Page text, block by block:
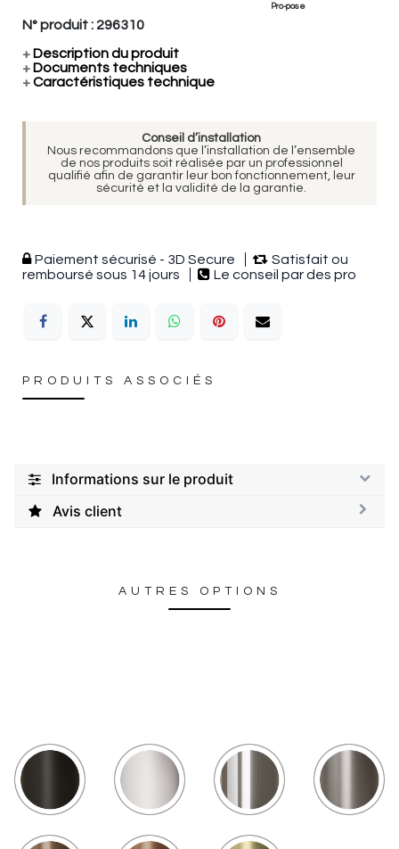
Pro-pose
N° produit : 296310
+ Description du produit
+ Documents techniques
+Caractéristiques technique
Conseil d’installation
Nous recommandons que l’installation de l’ensemble
de nos produits soit réalisée par un professionnel
qualifié afin de garantir leur bon fonctionnement, leur
sécurité et la validité de la garantie.
Paiement sécurisé - 3D Secure
Satisfait ou
remboursé sous 14 jours
Le conseil par des pro
PRODUITS ASSOCIÉS
Informations sur le produit
Avis client
AUTRES OPTIONS